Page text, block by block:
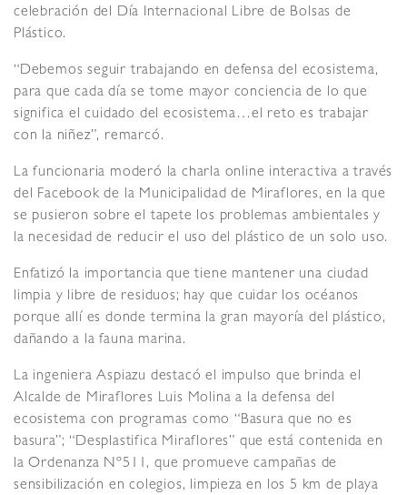
celebración del Día Internacional Libre de Bolsas de
Plástico.
“Debemos seguir trabajando en defensa del ecosistema,
para que cada día se tome mayor conciencia de lo que
significa el cuidado del ecosistema…el reto es trabajar
con la niñez”, remarcó.
La funcionaria moderó la charla online interactiva a través
del Facebook de la Municipalidad de Miraflores, en la que
se pusieron sobre el tapete los problemas ambientales y
la necesidad de reducir el uso del plástico de un solo uso.
Enfatizó la importancia que tiene mantener una ciudad
limpia y libre de residuos; hay que cuidar los océanos
porque allí es donde termina la gran mayoría del plástico,
dañando a la fauna marina.
La ingeniera Aspiazu destacó el impulso que brinda el
Alcalde de Miraflores Luis Molina a la defensa del
ecosistema con programas como “Basura que no es
basura”; “Desplastifica Miraflores” que está contenida en
la Ordenanza Nº511, que promueve campañas de
sensibilización en colegios, limpieza en los 5 km de playa